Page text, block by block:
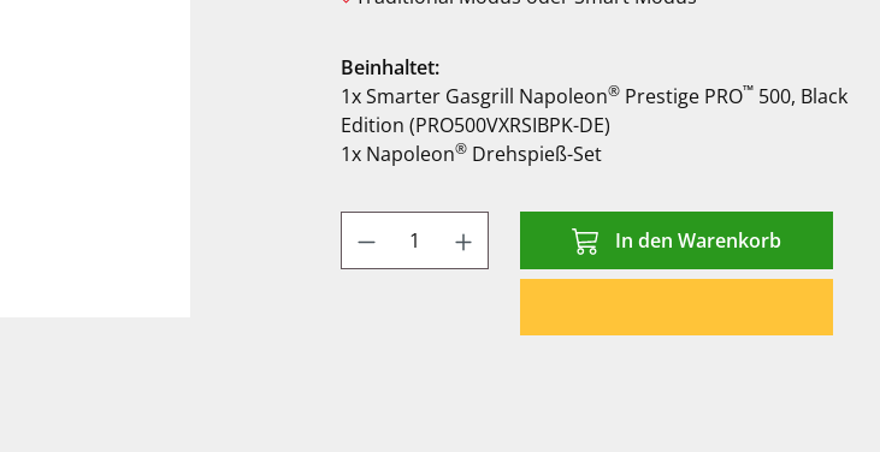
Beinhaltet:
1x Smarter Gasgrill Napoleon® Prestige PRO™ 500, Black
Edition (PRO500VXRSIBPK-DE)
1x Napoleon® Drehspieß-Set
Produkt Anzahl: Gib denIn den Warenkorb